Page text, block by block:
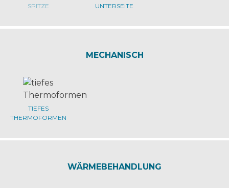
SPITZE UNTERSEITE
MECHANISCH
TIEFES
THERMOFORMEN
WÄRMEBEHANDLUNG